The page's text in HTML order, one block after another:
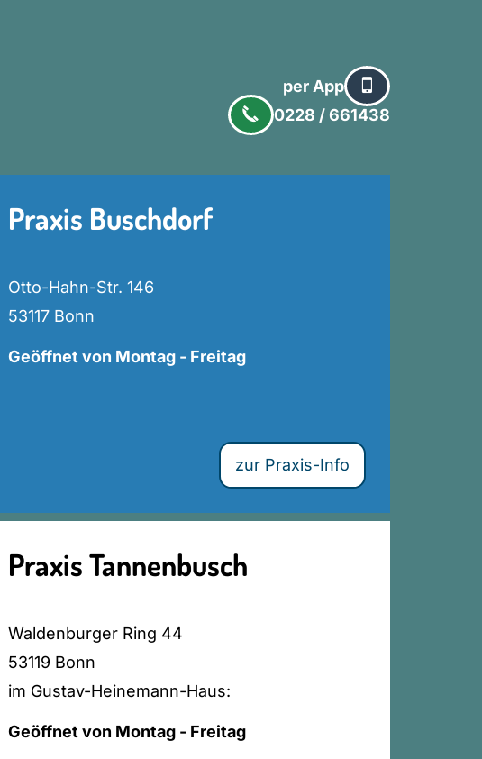
per App
0228 / 661438
Praxis Buschdorf
Otto-Hahn-Str. 146
53117 Bonn
Geöffnet von Montag - Freitag
zur Praxis-Info
Praxis Tannenbusch
Waldenburger Ring 44
53119 Bonn
im Gustav-Heinemann-Haus:
Geöffnet von Montag - Freitag